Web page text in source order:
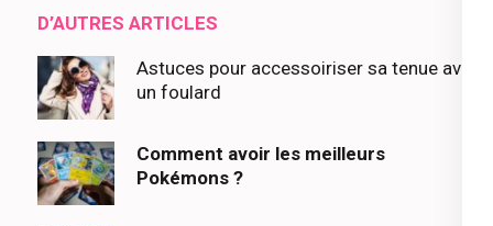
D’AUTRES ARTICLES
Astuces pour accessoiriser sa tenue avec
un foulard
Comment avoir les meilleurs
Pokémons ?